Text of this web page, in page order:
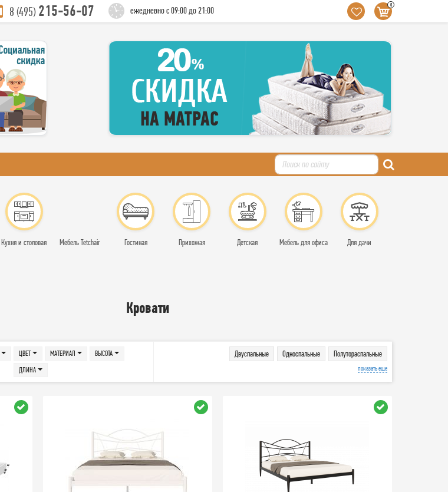
8 (495)215-56-07 ежедневно с 09:00 до 21:00
0
Кухня и столовая Мебель Tetchair Гостиная Прихожая Детская Мебель для офиса Для дачи
Кровати
ЦВЕТ МАТЕРИАЛ
ВЫСОТА
ДЛИНА
Двуспальные Односпальные Полутораспальные
показать еще